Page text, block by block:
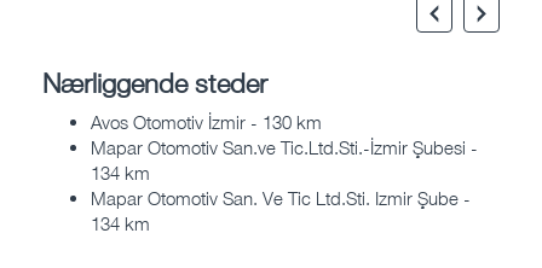
Nærliggende steder
Avos Otomotiv İzmir - 130 km
Mapar Otomotiv San.ve Tic.Ltd.Sti.-İzmir Şubesi -
134 km
Mapar Otomotiv San. Ve Tic Ltd.Sti. Izmir Şube -
134 km